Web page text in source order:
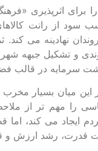
را برای اثرپذیری
سود از رانت
نهادینه می
و تشکیل جبهه
سرمایه در قالب
این میان بسیار
را مهم ‌تر از
ایجاد می‌ کند،
قدرت، رشد ارزش و